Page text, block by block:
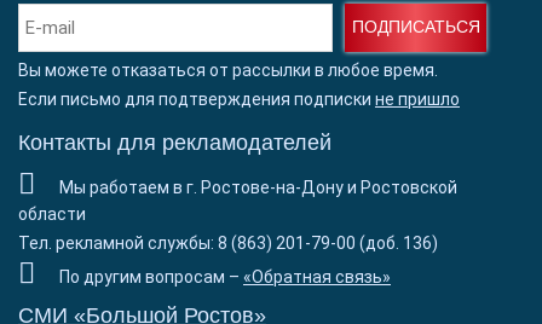
ПОДПИСАТЬСЯ
Вы можете отказаться от рассылки в любое время.
Если письмо для подтверждения подписки не пришло
Контакты для рекламодателей
Мы работаем в г. Ростове-на-Дону и Ростовской
области
Тел. рекламной службы: 8 (863) 201-79-00 (доб. 136)
По другим вопросам – «Обратная связь»
СМИ «Большой Ростов»